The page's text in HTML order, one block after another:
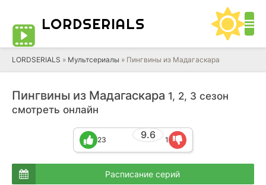
LORDSERIALS
LORDSERIALS » Мультсериалы » Пингвины из Мадагаскара
Пингвины из Мадагаскара 1, 2, 3 сезон
смотреть онлайн
9.6
23 1
Расписание серий